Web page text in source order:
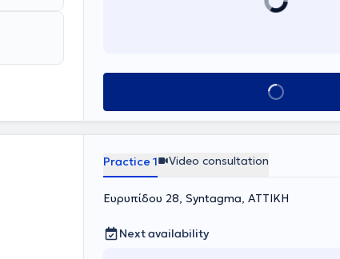
Book
Practice 1 Video consultation
Ευρυπίδου 28, Syntagma, ΑΤΤΙΚΗ
Next availability